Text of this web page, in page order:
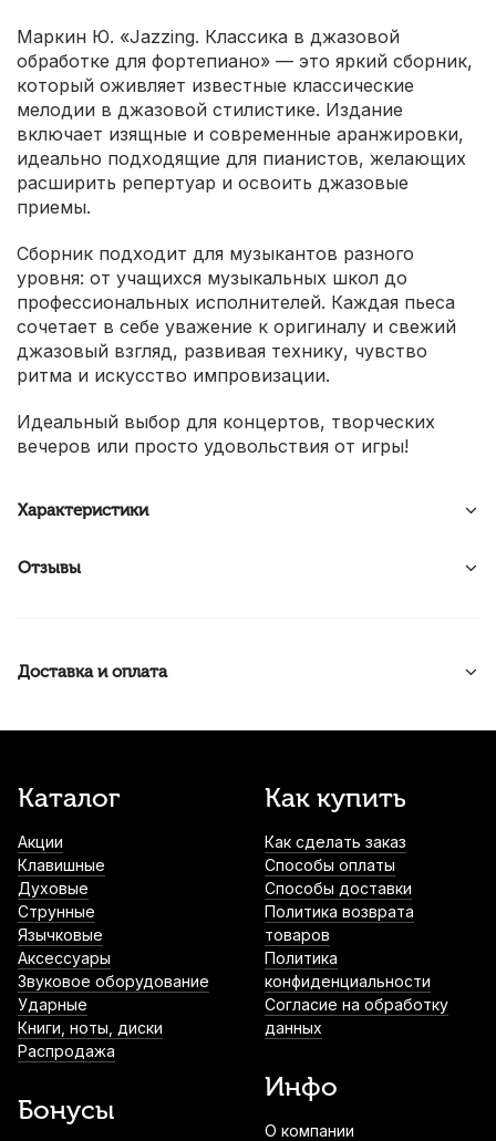
Маркин Ю. «Jazzing. Классика в джазовой
обработке для фортепиано» — это яркий сборник,
который оживляет известные классические
мелодии в джазовой стилистике. Издание
включает изящные и современные аранжировки,
идеально подходящие для пианистов, желающих
расширить репертуар и освоить джазовые
приемы.
Сборник подходит для музыкантов разного
уровня: от учащихся музыкальных школ до
профессиональных исполнителей. Каждая пьеса
сочетает в себе уважение к оригиналу и свежий
джазовый взгляд, развивая технику, чувство
ритма и искусство импровизации.
Идеальный выбор для концертов, творческих
вечеров или просто удовольствия от игры!
Характеристики
Отзывы
Доставка и оплата
Каталог
Акции
Клавишные
Духовые
Струнные
Язычковые
Аксессуары
Звуковое оборудование
Ударные
Книги, ноты, диски
Распродажа
Бонусы
Как купить
Как сделать заказ
Способы оплаты
Способы доставки
Политика возврата
товаров
Политика
конфиденциальности
Согласие на обработку
данных
Инфо
О компании